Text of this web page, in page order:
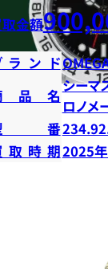
金額
ランド
品名
シーマ
ロノメ
番
取時期2025